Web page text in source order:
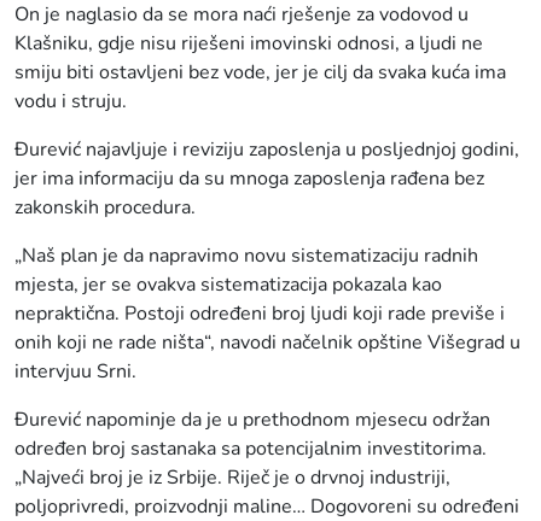
On je naglasio da se mora naći rješenje za vodovod u
Klašniku, gdje nisu riješeni imovinski odnosi, a ljudi ne
smiju biti ostavljeni bez vode, jer je cilj da svaka kuća ima
vodu i struju.
Đurević najavljuje i reviziju zaposlenja u posljednjoj godini,
jer ima informaciju da su mnoga zaposlenja rađena bez
zakonskih procedura.
„Naš plan je da napravimo novu sistematizaciju radnih
mjesta, jer se ovakva sistematizacija pokazala kao
nepraktična. Postoji određeni broj ljudi koji rade previše i
onih koji ne rade ništa“, navodi načelnik opštine Višegrad u
intervjuu Srni.
Đurević napominje da je u prethodnom mjesecu održan
određen broj sastanaka sa potencijalnim investitorima.
„Najveći broj je iz Srbije. Riječ je o drvnoj industriji,
poljoprivredi, proizvodnji maline… Dogovoreni su određeni